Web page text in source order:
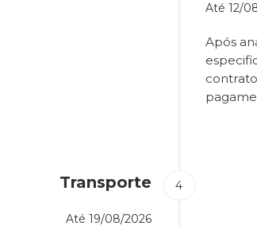
Até 12/
Após
Transporte
Até 19/08/2026